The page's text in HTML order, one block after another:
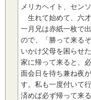
メリカヘイト、セン
生れて始めて、六
一月兄は赤紙一枚で
ので、「勝って来る
いかけ父母を困らせ
家に帰って来ると、
面会日を待ち兼ね夜
す。私も一度付いて
済めば必ず帰って来